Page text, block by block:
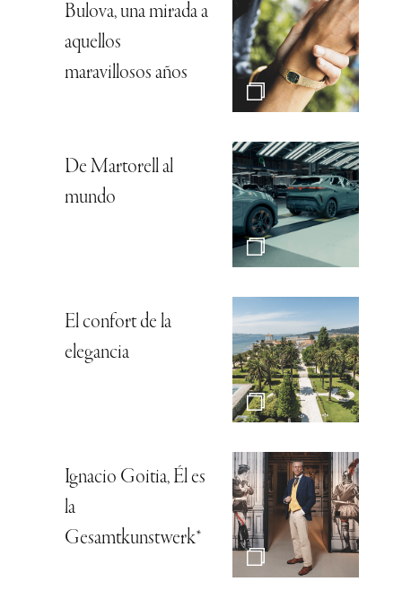
Bulova, una mirada a
aquellos
maravillosos años
De Martorell al
mundo
El confort de la
elegancia
Ignacio Goitia, Él es
la
Gesamtkunstwerk*